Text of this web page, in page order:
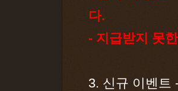
다.
- 지급받지 못
3. 신규 이벤트